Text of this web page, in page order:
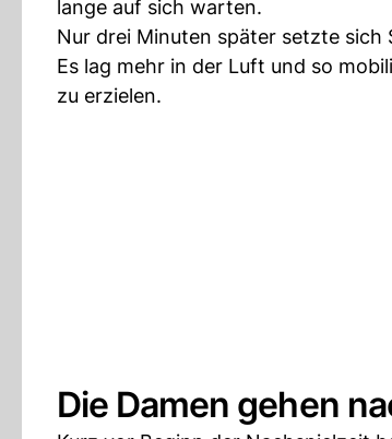
lange auf sich warten.
Nur drei Minuten später setzte sich
Es lag mehr in der Luft und so
zu erzielen.
Die Damen gehen